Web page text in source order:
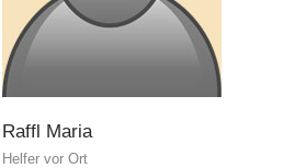
Soccorso in montagna
Raffl Maria
Helfer vor Ort